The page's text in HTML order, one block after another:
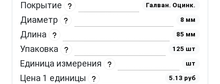
Покрытие Галван. Оцинк.
Диаметр 8 мм
Длина 85 мм
Упаковка 125 шт
Единица измерения шт
Цена 1 единицы 5.13 руб